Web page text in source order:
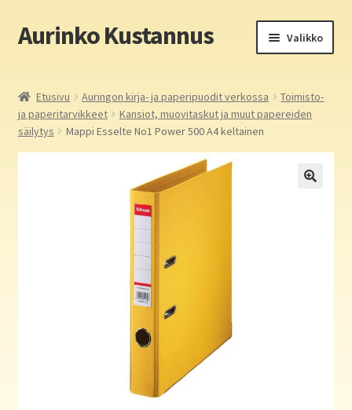
Siirry
navigointiin
Siirry
sisältöön
Aurinko Kustannus Valikko
Yritys
Aurinko Kustannus: kirjat
Auringon kirja- ja paperipuodit verkossa
Etusivu Auringon kirja- ja paperipuodit verkossa
Toimisto-
ja paperitarvikkeet
Kansiot, muovitaskut ja muut papereiden
säilytys
Mappi Esselte No1 Power 500 A4 keltainen